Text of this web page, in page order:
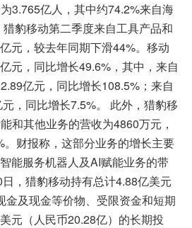
3.765亿人，其中约74.2%来自海
豹移动第二季度来自工具产品和
元，较去年同期下滑44%。移动
元，同比增长49.6%，其中，来自
亿元，同比增长108.5%；来自
，同比增长7.5%。 此外，猎豹移
和其他业务的营收为4860万元，
财报称，这部分业务的增长主要
能服务机器人及AI赋能业务的带
，猎豹移动持有总计4.88亿美元
金及现金等价物、受限资金和短期
元（人民币20.28亿）的长期投